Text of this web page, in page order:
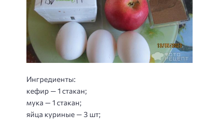
Ингредиенты:
кефир — 1 стакан;
мука — 1 стакан;
яйца куриные — 3 шт;